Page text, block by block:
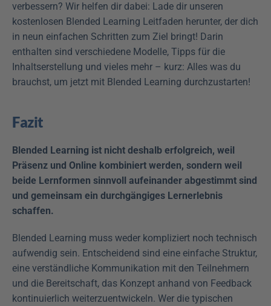
verbessern? Wir helfen dir dabei: Lade dir unseren
kostenlosen Blended Learning Leitfaden herunter, der dich
in neun einfachen Schritten zum Ziel bringt! Darin
enthalten sind verschiedene Modelle, Tipps für die
Inhaltserstellung und vieles mehr – kurz: Alles was du
brauchst, um jetzt mit Blended Learning durchzustarten!
Fazit
Blended Learning ist nicht deshalb erfolgreich, weil
Präsenz und Online kombiniert werden, sondern weil
beide Lernformen sinnvoll aufeinander abgestimmt sind
und gemeinsam ein durchgängiges Lernerlebnis
schaffen.
Blended Learning muss weder kompliziert noch technisch
aufwendig sein. Entscheidend sind eine einfache Struktur,
eine verständliche Kommunikation mit den Teilnehmern
und die Bereitschaft, das Konzept anhand von Feedback
kontinuierlich weiterzuentwickeln. Wer die typischen